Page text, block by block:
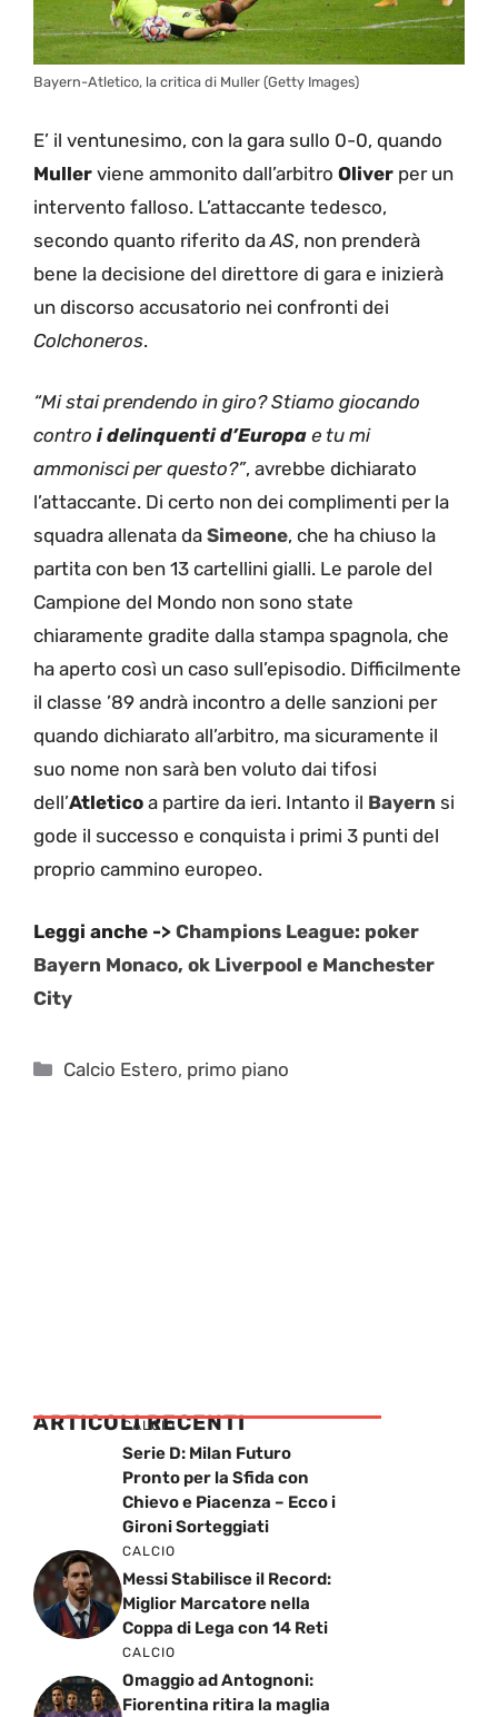
Bayern-Atletico, la critica di Muller (Getty Images)
E’ il ventunesimo, con la gara sullo 0-0, quando
Muller viene ammonito dall’arbitro Oliver per un
intervento falloso. L’attaccante tedesco,
secondo quanto riferito da AS, non prenderà
bene la decisione del direttore di gara e inizierà
un discorso accusatorio nei confronti dei
Colchoneros.
“Mi stai prendendo in giro? Stiamo giocando
contro i delinquenti d’Europa e tu mi
ammonisci per questo?”, avrebbe dichiarato
l’attaccante. Di certo non dei complimenti per la
squadra allenata da Simeone, che ha chiuso la
partita con ben 13 cartellini gialli. Le parole del
Campione del Mondo non sono state
chiaramente gradite dalla stampa spagnola, che
ha aperto così un caso sull’episodio. Difficilmente
il classe ’89 andrà incontro a delle sanzioni per
quando dichiarato all’arbitro, ma sicuramente il
suo nome non sarà ben voluto dai tifosi
dell’Atletico a partire da ieri. Intanto il Bayern si
gode il successo e conquista i primi 3 punti del
proprio cammino europeo.
Leggi anche -> Champions League: poker
Bayern Monaco, ok Liverpool e Manchester
City
Categorie
Calcio Estero, primo piano
ARTICOLI RECENTI
CALCIO
Serie D: Milan Futuro
Pronto per la Sfida con
Chievo e Piacenza – Ecco i
Gironi Sorteggiati
CALCIO
Messi Stabilisce il Record:
Miglior Marcatore nella
Coppa di Lega con 14 Reti
CALCIO
Omaggio ad Antognoni:
Fiorentina ritira la maglia